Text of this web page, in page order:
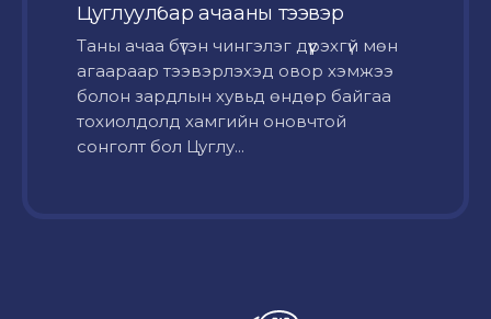
Цуглуулбар ачааны тээвэр
Таны ачаа бүтэн чингэлэг дүүрэхгүй мөн
агаараар тээвэрлэхэд овор хэмжээ
болон зардлын хувьд өндөр байгаа
тохиолдолд хамгийн оновчтой
сонголт бол Цуглу...